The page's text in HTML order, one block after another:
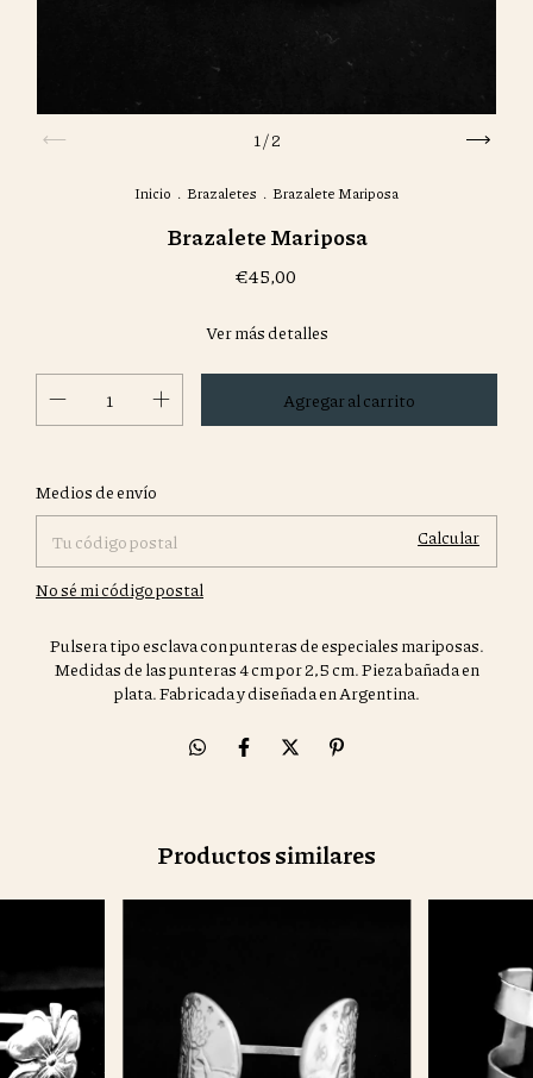
1/2
Inicio . Brazaletes . Brazalete Mariposa
Brazalete Mariposa
€45,00
Ver más detalles
Entregas para el CP:
Medios de envío
Calcular
No sé mi código postal
Pulsera tipo esclava con punteras de especiales mariposas.
Medidas de las punteras 4 cm por 2,5 cm. Pieza bañada en
plata. Fabricada y diseñada en Argentina.
Productos similares